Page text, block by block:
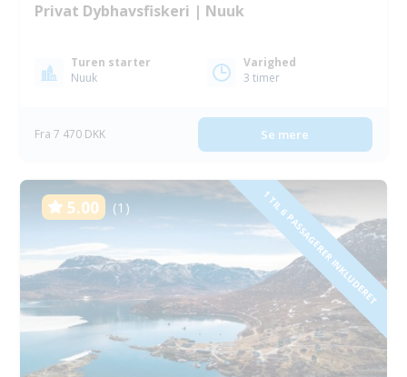
Privat Dybhavsfiskeri | Nuuk
Turen starter
Nuuk
Varighed
3 timer
Fra 7 470 DKK Se mere
5.00 (1) 1 TIL 6 PASSAGERER INKLUDERET